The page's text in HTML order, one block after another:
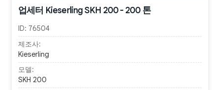
업세터 Kieserling SKH 200 - 200 톤
ID: 76504
제조사:
Kieserling
모델:
SKH 200